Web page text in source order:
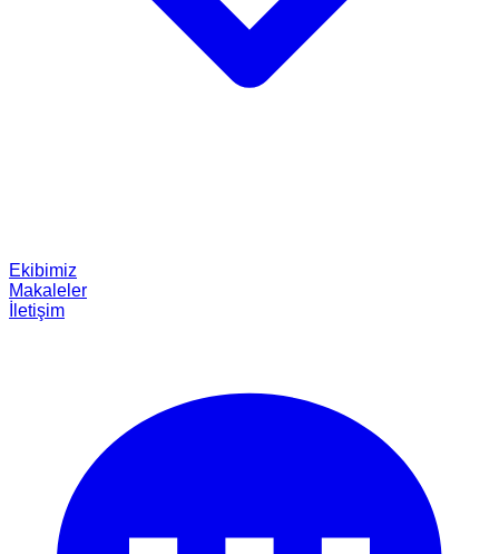
Ekibimiz
Makaleler
İletişim